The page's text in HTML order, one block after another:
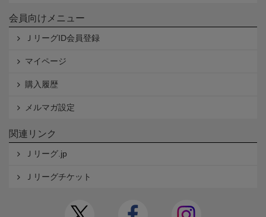
会員向けメニュー
ＪリーグID会員登録
マイページ
購入履歴
メルマガ設定
関連リンク
Ｊリーグ.jp
Ｊリーグチケット